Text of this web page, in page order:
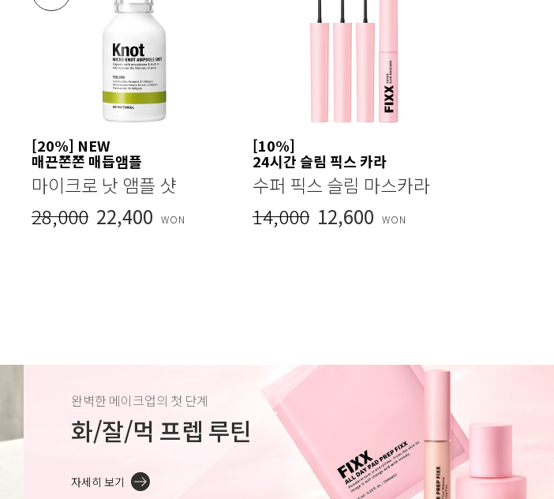
[20%] NEW
매끈쫀쫀 매듭앰플
마이크로 낫 앰플 샷
28,000 22,400 WON
[10%]
24시간 슬림 픽스 카라
수퍼 픽스 슬림 마스카라
14,000 12,600 WON
완벽한 메이크업의 첫 단계
화/잘/먹 프렙 루틴
자세히 보기